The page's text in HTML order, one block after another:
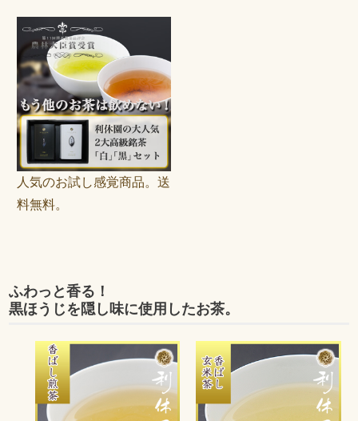
人気のお試し感覚商品。送
料無料。
ふわっと香る！
黒ほうじを隠し味に使用したお茶。